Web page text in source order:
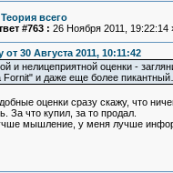
всего
#763 : 26 Ноября 2011, 19:22:14
от 30 Августа 2011, 10:11:42
и нелицеприятной оценки -
Fornit" и даже еще более
оценки сразу скажу, что
За что купил, за то продал.
мышление, у меня лучше